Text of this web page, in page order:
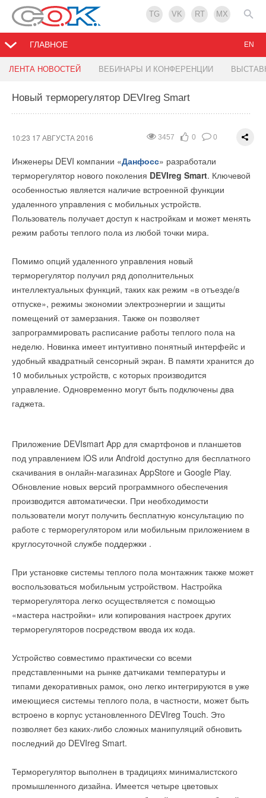
TG VK RT MX
ГЛАВНОЕ
ЛЕНТА НОВОСТЕЙ ВЕБИНАРЫ И КОНФЕРЕНЦИИ
EN
Новый терморегулятор DEVIreg Smart
3457 0 0
10:23 17 АВГУСТА 2016
Инженеры DEVI компании «Данфосс» разработали
терморегулятор нового поколения DEVIreg Smart. Ключевой
особенностью является наличие встроенной функции
удаленного управления с мобильных устройств.
Пользователь получает доступ к настройкам и может менять
режим работы теплого пола из любой точки мира.
Помимо опций удаленного управления новый
терморегулятор получил ряд дополнительных
интеллектуальных функций, таких как режим «в отъезде/в
отпуске», режимы экономии электроэнергии и защиты
помещений от замерзания. Также он позволяет
запрограммировать расписание работы теплого пола на
неделю. Новинка имеет интуитивно понятный интерфейс и
удобный квадратный сенсорный экран. В памяти хранится до
10 мобильных устройств, с которых производится
управление. Одновременно могут быть подключены два
гаджета.
Приложение DEVIsmart App для смартфонов и планшетов
под управлением iOS или Android доступно для бесплатного
скачивания в онлайн-магазинах AppStore и Google Play.
Обновление новых версий программного обеспечения
производится автоматически. При необходимости
пользователи могут получить бесплатную консультацию по
работе с терморегулятором или мобильным приложением в
круглосуточной службе поддержки .
При установке системы теплого пола монтажник также может
воспользоваться мобильным устройством. Настройка
терморегулятора легко осуществляется с помощью
«мастера настройки» или копирования настроек других
терморегуляторов посредством ввода их кода.
Устройство совместимо практически со всеми
представленными на рынке датчиками температуры и
типами декоративных рамок, оно легко интегрируются в уже
имеющиеся системы теплого пола, в частности, может быть
встроено в корпус установленного DEVIreg Touch. Это
позволяет без каких-либо сложных манипуляций обновить
последний до DEVIreg Smart.
Терморегулятор выполнен в традициях минималистского
промышленного дизайна. Имеется четыре цветовых
Обновлена линейка чиллеров серии AQUAPLUS
2745
10:17 17 АВГУСТА 2016
популярную линейку чиллеров
CLINT. В серии AQUAPLUS
холодопроизводительностью 22-50 кВт с инверторными
компрессорами и компрессорами типа Digital Scroll. Агрегаты
оснащены пластинчатыми теплообменниками и работают на
фреоне R410A. Это позволило получить высокие
коэффициенты EER и сезонный ESEER, что характеризует
эффективность работы оборудования при частичных
более высокий срок службы в сравнении с традиционными
спиральными компрессорами.
С появлением новых моделей CHA/IK/WP 91-152 –Р CLINT
способен предложить полную линейку энергоэффективных
чиллеров класса «А» холодопроизводительностью от 22 до
180 кВт. За счет широкого выбора дополнительных
принадлежностей агрегаты данной серии отличаются
эксплуатационной гибкостью, при этом благодаря
специальным техническим и конструкционным особенностям
могут эффективно использоваться сразу после монтажа.
пространству, возникающим, например, при модернизации
существующих зданий, в которых место под инженерное
оборудование крайне ограниченно.Промышленный холдинг
G.I.Industrial Holding расширил популярную линейку
чиллеров CLINT. В серии AQUAPLUS появились новые
энергоэффективные модели холодопроизводительностью
22-50 кВт с инверторными компрессорами и компрессорами
типа Digital Scroll. Агрегаты оснащены пластинчатыми
позволило получить высокие коэффициенты EER и сезонный
ESEER, что характеризует эффективность работы
оборудования при частичных загрузках. Кроме того
инверторные компрессоры имеют более высокий срок
службы в сравнении с традиционными спиральными
С появлением новых моделей CHA/IK/WP 91-152 –Р CLINT
способен предложить полную линейку энергоэффективных
чиллеров класса «А» холодопроизводительностью от 22 до
180 кВт. За счет широкого выбора дополнительных
принадлежностей агрегаты данной серии отличаются
эксплуатационной гибкостью, при этом благодаря
могут эффективно использоваться сразу после монтажа.
Благодаря компактности чиллеры данной серии
II отраслевая конференция по конденсационным
2035 3 0
13:52 16 АВГУСТА 2016
II отраслевая конференция «Использование
обустройства современных зданий»включена в деловую
программу VI Международного конгресса
«Энергосбережение и энергоэффективность – динамика
развития» в рамках международных специализированных
выставок «Энергосбережение и энергоэффективность.
Инновационные технологии и оборудование», «Котлы и
6 октября 2016 года с 10:30 – 17:00 (регистрация с 10:30 до
11:00) журнал С.О.К. проведет конференцию
«Использование конденсационного оборудования для
инженерного обустройства современных зданий».
В ходе мероприятия будут затронуты технические,
нормативные и экономические аспекты использования
конденсационного оборудования, а также обозначены
новейшие тренды и дана оценка текущей ситуации на
российском рынке.
инженерного обустройства зданий (монтажники,
проектировщики), ведущие производители
конденсационного оборудования, представители отраслевых
регулирующих структур, а также – профильных
исследовательских организаций и вузов. Цель мероприятия
– обмен актуальной информацией в технологической сфере,
сфере отраслевого законодательства, подготовки кадров и
т.д. применительно к конденсационному оборудованию.
Модераторами дискуссии станут Гудко А.Н., главный
редактор журнала С.О.К. и Артиков Р. Х-Б., член
зам. генерального директора НП «Российское
докладчиков обращаться: Александр Николаевич Гудко +7
(499) 967-77-00 (раб.) #602 либо через
форму
регистрации
Читайте по теме:
испарителем
НОВОСТИ СОК 5 АВГУСТА 2026